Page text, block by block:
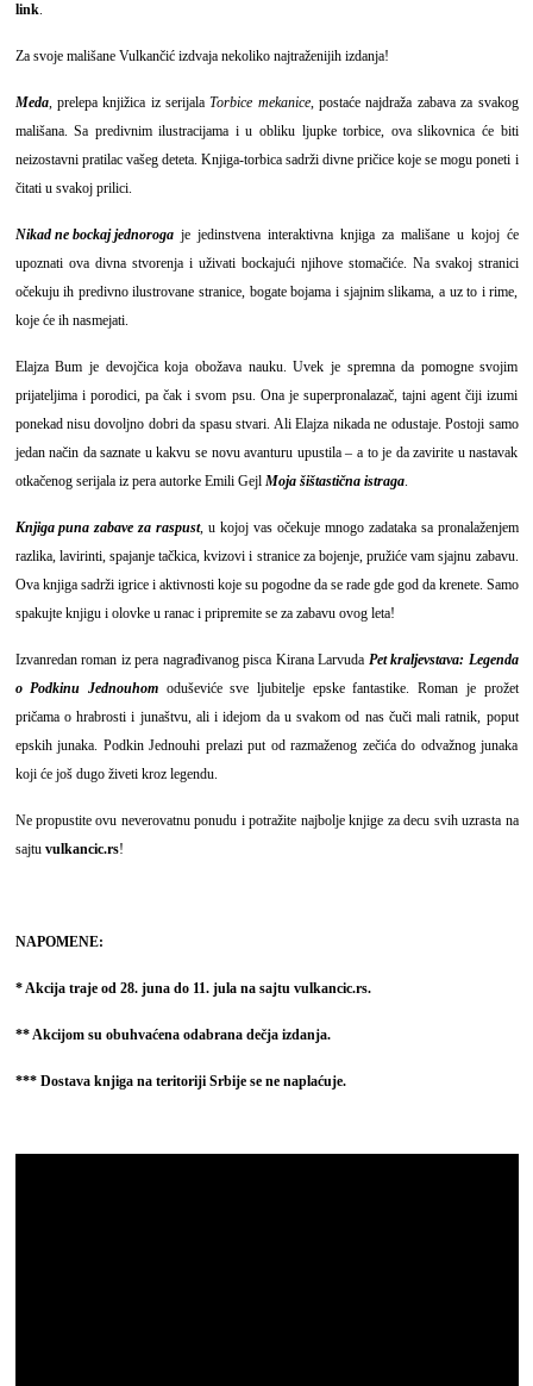
link.
Za svoje mališane Vulkančić izdvaja nekoliko najtraženijih izdanja!
Meda, prelepa knjižica iz serijalaTorbice mekanice, postaće najdraža zabava za svakog
mališana. Sa predivnim ilustracijama i u obliku ljupke torbice, ova slikovnica će biti
neizostavni pratilac vašeg deteta. Knjiga-torbica sadrži divne pričice koje se mogu poneti i
čitati u svakoj prilici.
Nikad ne bockaj jednorogaje jedinstvena interaktivna knjiga za mališane u kojoj će
upoznati ova divna stvorenja i uživati bockajući njihove stomačiće. Na svakoj stranici
očekuju ih predivno ilustrovane stranice, bogate bojama i sjajnim slikama, a uz to i rime,
koje će ih nasmejati.
Elajza Bum je devojčica koja obožava nauku. Uvek je spremna da pomogne svojim
prijateljima i porodici, pa čak i svom psu. Ona je superpronalazač, tajni agent čiji izumi
ponekad nisu dovoljno dobri da spasu stvari. Ali Elajza nikada ne odustaje. Postoji samo
jedan način da saznate u kakvu se novu avanturu upustila – a to je da zavirite u nastavak
otkačenog serijala iz pera autorke Emili Gejl Moja šištastična istraga.
Knjiga puna zabave za raspust, u kojoj vas očekuje mnogo zadataka sa pronalaženjem
razlika, lavirinti, spajanje tačkica, kvizovi i stranice za bojenje, pružiće vam sjajnu zabavu.
Ova knjiga sadrži igrice i aktivnosti koje su pogodne da se rade gde god da krenete. Samo
spakujte knjigu i olovke u ranac i pripremite se za zabavu ovog leta!
Izvanredan roman iz pera nagrađivanog pisca Kirana Larvuda Pet kraljevstava: Legenda
o Podkinu Jednouhomoduševiće sve ljubitelje epske fantastike. Roman je prožet
pričama o hrabrosti i junaštvu, ali i idejom da u svakom od nas čuči mali ratnik, poput
epskih junaka. Podkin Jednouhi prelazi put od razmaženog zečića do odvažnog junaka
koji će još dugo živeti kroz legendu.
Ne propustite ovu neverovatnu ponudu i potražite najbolje knjige za decu svih uzrasta na
sajtu vulkancic.rs!
NAPOMENE:
* Akcija traje od 28. juna do 11. jula na sajtu vulkancic.rs.
** Akcijom su obuhvaćena odabrana dečja izdanja.
*** Dostava knjiga na teritoriji Srbije se ne naplaćuje.